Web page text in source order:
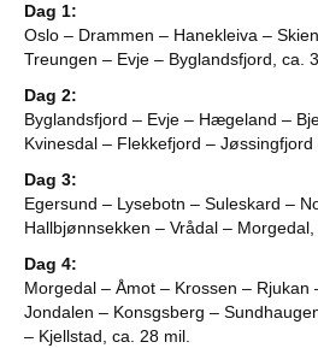
Dag 1:
Oslo – Drammen – Hanekleiva –
Treungen – Evje – Byglandsfjord, ca.
Dag 2:
Byglandsfjord – Evje – Hægeland –
Kvinesdal – Flekkefjord –
Dag 3:
Egersund – Lysebotn – Suleskard –
Hallbjønnsekken – Vrådal –
Dag 4:
Morgedal – Åmot – Krossen – Rjukan
Jondalen – Konsgsberg –
– Kjellstad, ca. 28 mil.